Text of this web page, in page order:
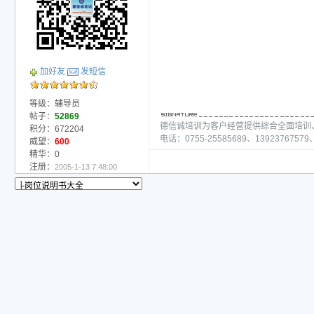
加好友 发短信
等级：辅导员
帖子： 52869
积分：672204
威望： 600
精华：0
注册：
2005-1-13 7:48:00
德信诚培训为客户经营提供综合全面培
电话：0755-25585689、13923767579